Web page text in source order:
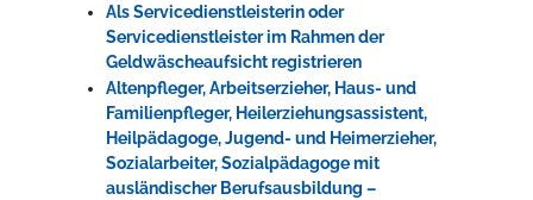
Als Servicedienstleisterin oder
Servicedienstleister im Rahmen der
Geldwäscheaufsicht registrieren
Altenpfleger, Arbeitserzieher, Haus- und
Familienpfleger, Heilerziehungsassistent,
Heilpädagoge, Jugend- und Heimerzieher,
Sozialarbeiter, Sozialpädagoge mit
ausländischer Berufsausbildung –